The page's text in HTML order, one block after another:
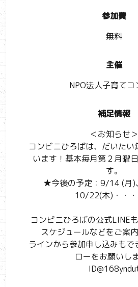
参加費
無料
主催
NPO法人子育てコ
補足情報
＜お知らせ＞
コンビニひろばは、だいたい
います！基本毎月第２月曜
す。
★今後の予定：9/14 (月)
10/22(木)・・・
コンビニひろばの公式LINE
スケジュールなどをご案
ラインから参加申し込みもで
ローをお願いし